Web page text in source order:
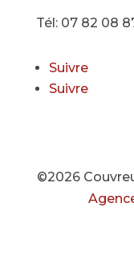
Tél: 07 82 08
Suivre
Suivre
©2026